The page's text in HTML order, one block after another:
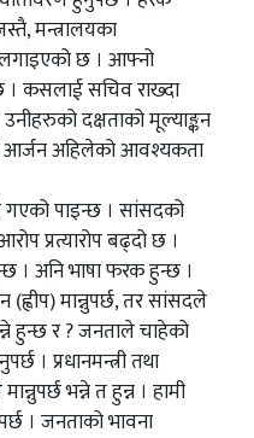
मन्त्रालयका
छ । आफ्नो
। कसलाई सचिव राख्दा
दक्षताको मूल्याङ्कन
आर्जन अहिलेको आवश्यकता
गएको पाइन्छ । सांसदको
प्रत्यारोप बढ्दो छ ।
। अनि भाषा फरक हुन्छ ।
मान्नुपर्छ, तर सांसदले
हुन्छ र ? जनताले चाहेको
। प्रधानमन्त्री तथा
भन्ने त हुन्न । हामी
। जनताको भावना